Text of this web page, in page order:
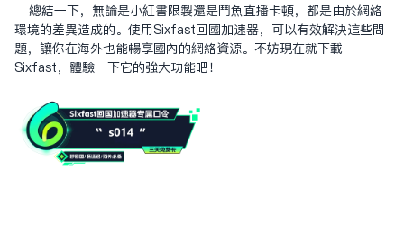
总结一下，无论是小红书限制还是斗鱼直播卡顿，都是由于网络
环境的差异造成的。使用Sixfast回国加速器，可以有效解决这些问
题，让你在海外也能畅享国内的网络资源。不妨现在就下载
Sixfast，体验一下它的强大功能吧！